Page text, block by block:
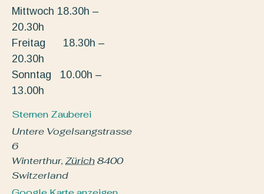
Mittwoch 18.30h –
20.30h
Freitag 18.30h –
20.30h
Sonntag 10.00h –
13.00h
Sternen Zauberei
Untere Vogelsangstrasse
6
Winterthur, Zürich8400
Switzerland